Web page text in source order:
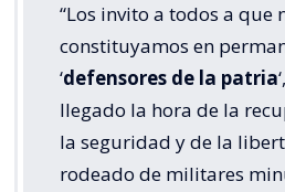
“Los invito a todos a que
constituyamos en
‘defensores de la patria
llegado la hora de la
la seguridad y de la
rodeado de militares